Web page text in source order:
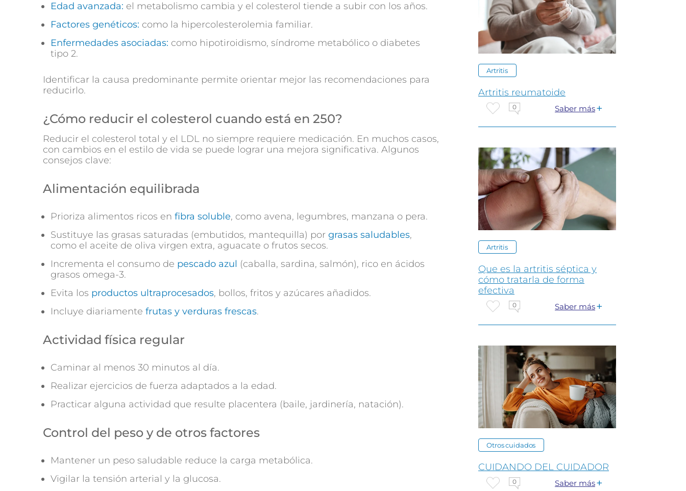
Edad avanzada: el metabolismo cambia y el colesterol tiende a subir con los años.
Factores genéticos: como la hipercolesterolemia familiar.
Enfermedades asociadas: como hipotiroidismo, síndrome metabólico o diabetes
tipo 2.
Identificar la causa predominante permite orientar mejor las recomendaciones para
reducirlo.
¿Cómo reducir el colesterol cuando está en 250?
Reducir el colesterol total y el LDL no siempre requiere medicación. En muchos casos,
con cambios en el estilo de vida se puede lograr una mejora significativa. Algunos
consejos clave:
Alimentación equilibrada
Prioriza alimentos ricos en fibra soluble, como avena, legumbres, manzana o pera.
Sustituye las grasas saturadas (embutidos, mantequilla) por grasas saludables,
como el aceite de oliva virgen extra, aguacate o frutos secos.
Incrementa el consumo de pescado azul (caballa, sardina, salmón), rico en ácidos
grasos omega-3.
Evita los productos ultraprocesados, bollos, fritos y azúcares añadidos.
Incluye diariamente frutas y verduras frescas.
Actividad física regular
Caminar al menos 30 minutos al día.
Realizar ejercicios de fuerza adaptados a la edad.
Practicar alguna actividad que resulte placentera (baile, jardinería, natación).
Control del peso y de otros factores
Mantener un peso saludable reduce la carga metabólica.
Vigilar la tensión arterial y la glucosa.
Artritis
Artritis reumatoide
0 Saber más
Artritis
Que es la artritis séptica y
cómo tratarla de forma
efectiva
0 Saber más
Otros cuidados
CUIDANDO DEL CUIDADOR
0 Saber más